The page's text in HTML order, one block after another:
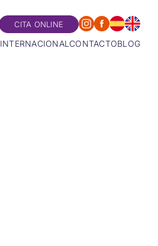
CITA ONLINE
INTERNACIONAL CONTACTOBLOG